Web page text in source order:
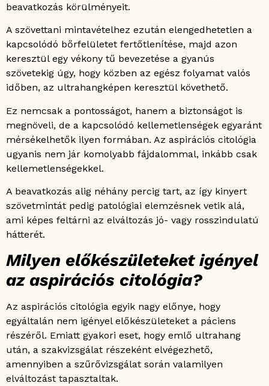
beavatkozás körülményeit.
A szövettani mintavételhez ezután elengedhetetlen a
kapcsolódó bőrfelületet fertőtlenítése, majd azon
keresztül egy vékony tű bevezetése a gyanús
szövetekig úgy, hogy közben az egész folyamat valós
időben, az ultrahangképen keresztül követhető.
Ez nemcsak a pontosságot, hanem a biztonságot is
megnöveli, de a kapcsolódó kellemetlenségek egyaránt
mérsékelhetők ilyen formában. Az aspirációs citológia
ugyanis nem jár komolyabb fájdalommal, inkább csak
kellemetlenségekkel.
A beavatkozás alig néhány percig tart, az így kinyert
szövetmintát pedig patológiai elemzésnek vetik alá,
ami képes feltárni az elváltozás jó- vagy rosszindulatú
hátterét.
Milyen előkészületeket igényel
az aspirációs citológia?
Az aspirációs citológia egyik nagy előnye, hogy
egyáltalán nem igényel előkészületeket a páciens
részéről. Emiatt gyakori eset, hogy emlő ultrahang
után, a szakvizsgálat részeként elvégezhető,
amennyiben a szűrővizsgálat során valamilyen
elváltozást tapasztaltak.